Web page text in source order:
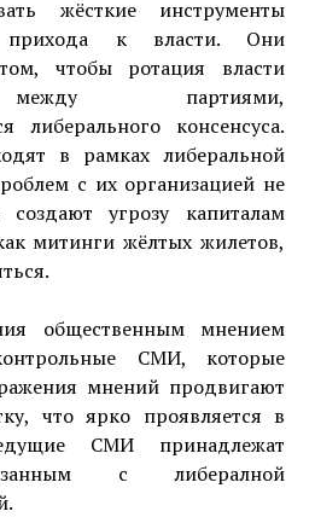
жёсткие инструменты
к власти. Они
чтобы ротация власти
партиями,
либерального консенсуса.
в рамках либеральной
с их организацией не
угрозу капиталам
митинги жёлтых жилетов,
общественным мнением
СМИ, которые
мнений продвигают
что ярко проявляется в
СМИ принадлежат
с либералной